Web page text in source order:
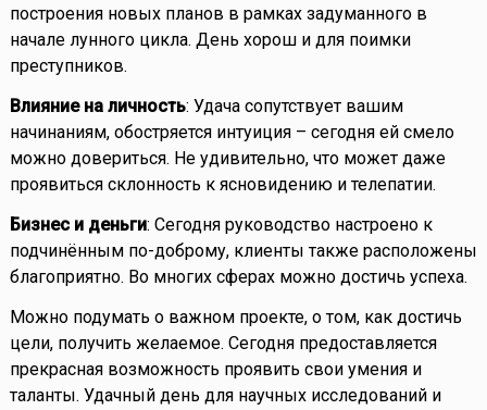
построения новых планов в рамках задуманного в
начале лунного цикла. День хорош и для поимки
преступников.
Влияние на личность: Удача сопутствует вашим
начинаниям, обостряется интуиция – сегодня ей смело
можно довериться. Не удивительно, что может даже
проявиться склонность к ясновидению и телепатии.
Бизнес и деньги: Сегодня руководство настроено к
подчинённым по-доброму, клиенты также расположены
благоприятно. Во многих сферах можно достичь успеха.
Можно подумать о важном проекте, о том, как достичь
цели, получить желаемое. Сегодня предоставляется
прекрасная возможность проявить свои умения и
таланты. Удачный день для научных исследований и